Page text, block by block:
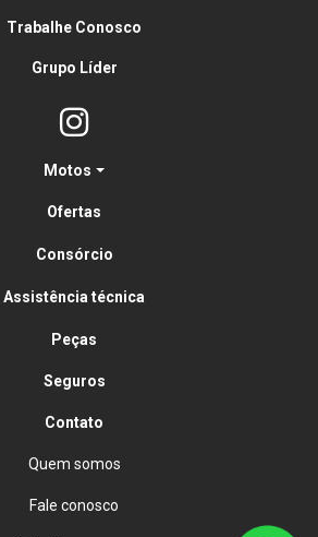
Trabalhe Conosco
Grupo Líder
Motos
Ofertas
Consórcio
Assistência técnica
Peças
Seguros
Contato
Quem somos
Fale conosco